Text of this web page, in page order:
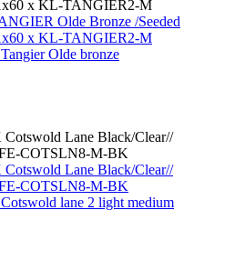
Olde bronze
lane 2 light medium